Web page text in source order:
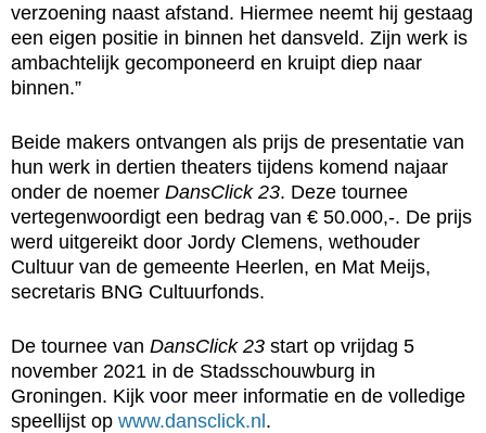
verzoening naast afstand. Hiermee neemt hij gestaag
een eigen positie in binnen het dansveld. Zijn werk is
ambachtelijk gecomponeerd en kruipt diep naar
binnen.”
Beide makers ontvangen als prijs de presentatie van
hun werk in dertien theaters tijdens komend najaar
onder de noemer DansClick 23. Deze tournee
vertegenwoordigt een bedrag van € 50.000,-. De prijs
werd uitgereikt door Jordy Clemens, wethouder
Cultuur van de gemeente Heerlen, en Mat Meijs,
secretaris BNG Cultuurfonds.
De tournee van DansClick 23 start op vrijdag 5
november 2021 in de Stadsschouwburg in
Groningen. Kijk voor meer informatie en de volledige
speellijst op www.dansclick.nl .